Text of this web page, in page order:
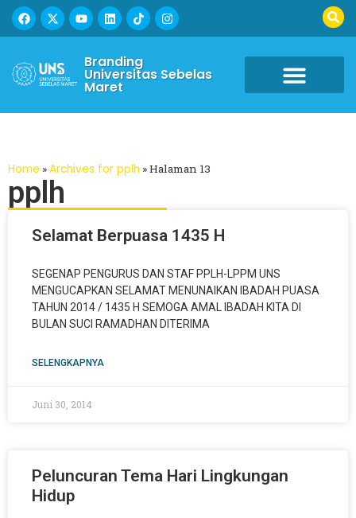
Branding
Universitas Sebelas
Maret
Home »Archives for pplh »Halaman 13
pplh
Selamat Berpuasa 1435 H
SEGENAP PENGURUS DAN STAF PPLH-LPPM UNS
MENGUCAPKAN SELAMAT MENUNAIKAN IBADAH PUASA
TAHUN 2014 / 1435 H SEMOGA AMAL IBADAH KITA DI
BULAN SUCI RAMADHAN DITERIMA
SELENGKAPNYA
Juni 30, 2014
Peluncuran Tema Hari Lingkungan
Hidup